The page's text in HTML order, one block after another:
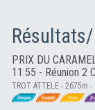
PRIX DU
11:55 - Réunion 2
TROT ATTELE - 2675m